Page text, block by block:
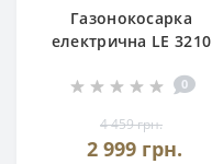
Газонокосарка
електрична LE 3210
0
4 459 грн.
2 999 грн.